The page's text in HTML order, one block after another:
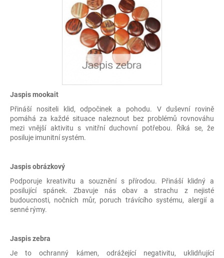
Jaspis mookait
Přináší nositeli klid, odpočinek a pohodu. V duševní rovině
pomáhá za každé situace naleznout bez problémů rovnováhu
mezi vnější aktivitu s vnitřní duchovní potřebou. Říká se, že
posiluje imunitní systém.
Jaspis obrázkový
Podporuje kreativitu a souznění s přírodou. Přináší klidný a
posilující spánek. Zbavuje nás obav a strachu z nejisté
budoucnosti, nočních můr, poruch trávícího systému, alergií a
senné rýmy.
Jaspis zebra
Je to ochranný kámen, odrážející negativitu, uklidňující